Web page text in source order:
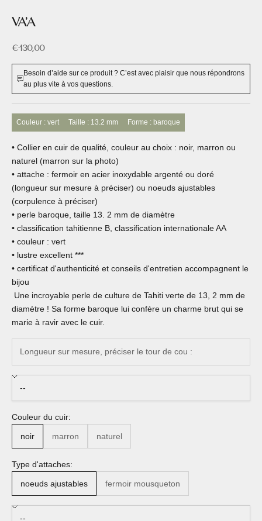
VA'A
Prix de vente
€130,00
Besoin d’aide sur ce produit ? C’est avec plaisir que nous répondrons
au plus vite à vos questions.
Couleur : vert Taille : 13.2 mm Forme : baroque
• Collier en cuir de qualité, couleur au choix : noir, marron ou
naturel (marron sur la photo)
• attache : fermoir en acier inoxydable argenté ou doré
(longueur sur mesure à préciser) ou noeuds ajustables
(corpulence à préciser)
• perle baroque, taille 13. 2 mm de diamètre
• classification tahitienne B, classification internationale AA
• couleur : vert
• lustre excellent ***
• certificat d'authenticité et conseils d'entretien accompagnent le
bijou
Une incroyable perle de culture de Tahiti verte de 13, 2 mm de
diamètre ! Sa forme baroque lui confère un charme brut qui se
marie à ravir avec le cuir.
Couleur du cuir:
noir marron naturel
Type d'attaches:
noeuds ajustables fermoir mousqueton